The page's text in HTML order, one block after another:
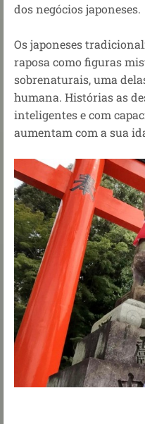
dos negócios japoneses.
Os japoneses
raposa como figuras
sobrenaturais, uma
humana. Histórias as
inteligentes e com
aumentam com a sua